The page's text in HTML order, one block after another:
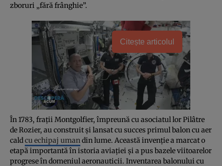
zboruri „fără frânghie”.
Citește articolul
În 1783, frații Montgolfier, împreună cu asociatul lor Pilâtre
de Rozier, au construit și lansat cu succes primul balon cu aer
caldcu echipaj umandin lume. Această invenție a marcat o
etapă importantă în istoria aviației și a pus bazele viitoarelor
progrese în domeniul aeronauticii. Inventarea balonului cu